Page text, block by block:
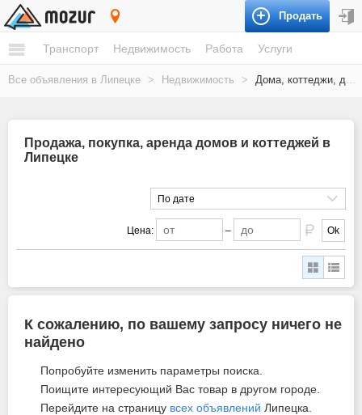
Продать
Транспорт Недвижимость Работа Услуги
Все объявления в Липецке > Недвижимость > Дома, коттеджи, дачи
Продажа, покупка, аренда домов и коттеджей в
Липецке
По дате
Цена: – Ok
К сожалению, по вашему запросу ничего не
найдено
Попробуйте изменить параметры поиска.
Поищите интересующий Вас товар в другом городе.
Перейдите на страницу всех объявлений Липецка.